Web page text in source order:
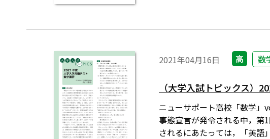
2021年04月16日 高 数
（大学入試トピックス）
ニューサポート高校「数学」
事態宣言が発令される中，第
されるにあたっては，「英語